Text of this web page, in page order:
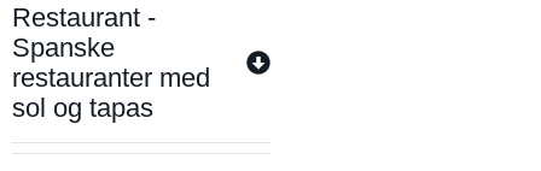
Restaurant -
Spanske
restauranter med
sol og tapas